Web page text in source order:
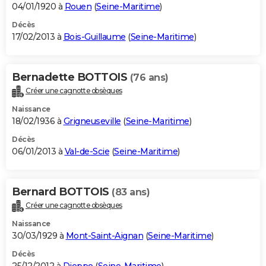
04/01/1920 à Rouen (Seine-Maritime)
Décès
17/02/2013 à Bois-Guillaume (Seine-Maritime)
Bernadette BOTTOIS (76 ans)
Créer une cagnotte obsèques
Naissance
18/02/1936 à Grigneuseville (Seine-Maritime)
Décès
06/01/2013 à Val-de-Scie (Seine-Maritime)
Bernard BOTTOIS (83 ans)
Créer une cagnotte obsèques
Naissance
30/03/1929 à Mont-Saint-Aignan (Seine-Maritime)
Décès